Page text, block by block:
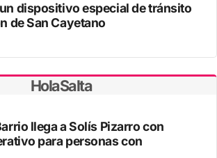
dispositivo especial de tránsito
de San Cayetano
HolaSalta
llega a Solís Pizarro con
para personas con